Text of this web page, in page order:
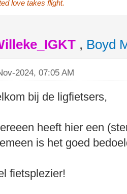
love takes flight.
, Boyd
2024, 07:05 AM
bij de ligfietsers,
heeft hier een
is het goed
fietsplezier!